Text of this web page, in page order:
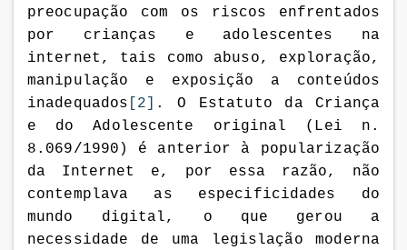
preocupação com os riscos enfrentados
por crianças e adolescentes na
internet , tais como abuso, exploração,
manipulação e exposição a conteúdos
inadequados [2]
. O Estatuto da Criança
e do Adolescente original (Lei n.
8.069/1990) é anterior à popularização
da Internet e, por essa razão, não
contemplava as especificidades do
mundo digital, o que gerou a
necessidade de uma legislação moderna